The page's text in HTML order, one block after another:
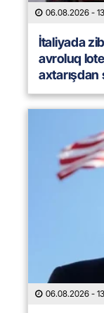
06.08.2026 -
İtaliyada
avroluq
axtarışdan
06.08.2026 -